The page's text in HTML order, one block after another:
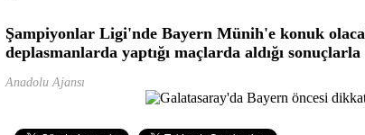
Şampiyonlar Ligi'nde Bayern Münih'e konuk
deplasmanlarda yaptığı maçlarda aldığı
Anadolu Ajansı